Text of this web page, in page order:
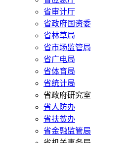
省审计厅
省政府国资委
省林草局
省市场监管局
省广电局
省体育局
省统计局
省政府研究室
省人防办
省扶贫办
省金融监管局